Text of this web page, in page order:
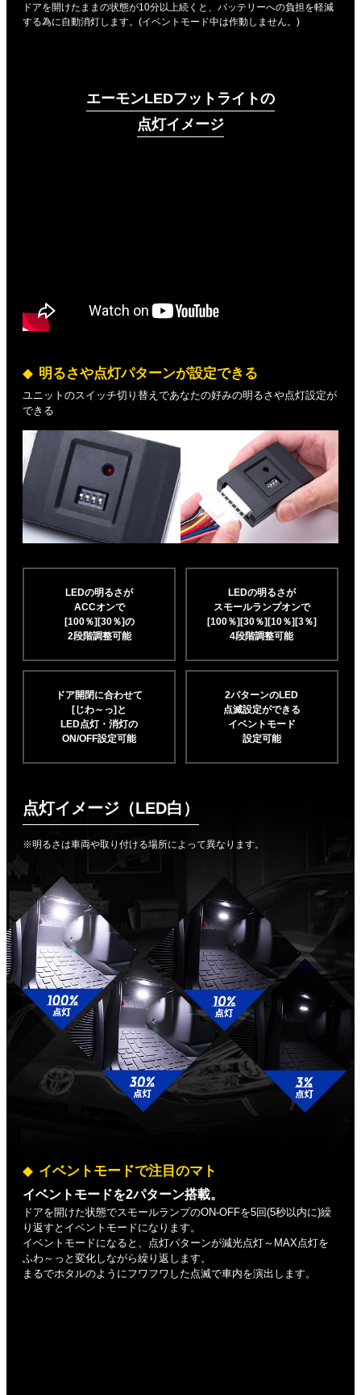
ドアを開けたままの状態が10分以上続くと、バッテリーへの負担を軽減
する為に自動消灯します。(イベントモード中は作動しません。)
エーモンLEDフットライトの
点灯イメージ
明るさや点灯パターンが設定できる
ユニットのスイッチ切り替えであなたの好みの明るさや点灯設定が
できる
LEDの明るさが
ACCオンで
[100％][30％]の
2段階調整可能
LEDの明るさが
スモールランプオンで
[100％][30％][10％][3％]
4段階調整可能
ドア開閉に合わせて
[じわ～っ]と
LED点灯・消灯の
ON/OFF設定可能
2パターンのLED
点滅設定ができる
イベントモード
設定可能
点灯イメージ（LED白）
※明るさは車両や取り付ける場所によって異なります。
イベントモードで注目のマト
イベントモードを2パターン搭載。
ドアを開けた状態でスモールランプのON-OFFを5回(5秒以内に)繰
り返すとイベントモードになります。
イベントモードになると、点灯パターンが減光点灯～MAX点灯を
ふわ～っと変化しながら繰り返します。
まるでホタルのようにフワフワした点滅で車内を演出します。